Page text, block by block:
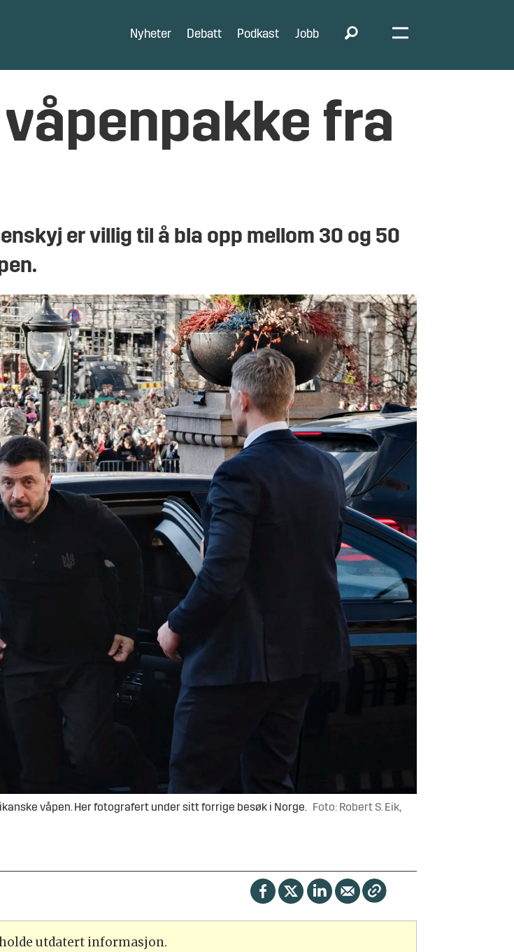
Nyheter Debatt Podkast Jobb
fra
er villig til å bla opp mellom 30 og 50
våpen. Her fotografert under sitt forrige besøk i Norge.
Foto: Robert S. Eik,
utdatert informasjon.